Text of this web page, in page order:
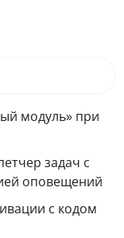
модуль» при
задач с
оповещений
с кодом